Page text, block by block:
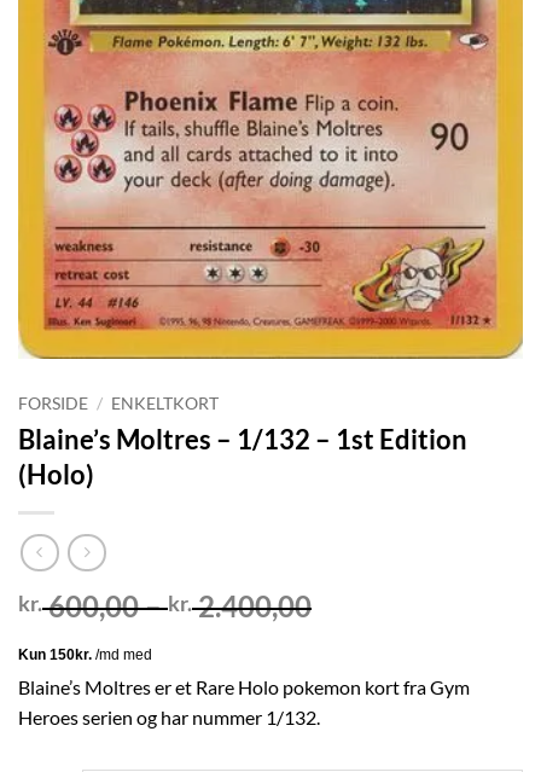
FORSIDE / ENKELTKORT
Blaine’s Moltres – 1/132 – 1st Edition
(Holo)
kr.600,00– kr.2.400,00Prisinterval:
kr. 2.400,00
Blaine’s Moltres er et Rare Holo pokemon kort fra Gym
Heroes serien og har nummer 1/132.